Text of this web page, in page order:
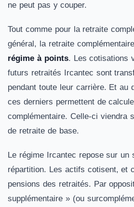
ne peut pas y couper.
Tout comme pour la retraite
général, la retraite
régime à points. Les cotisations
futurs retraités Ircantec sont
pendant toute leur carrière. Et au
ces derniers permettent de
complémentaire. Celle-ci viendra
de retraite de base.
Le régime Ircantec repose sur un
répartition. Les actifs cotisent, et
pensions des retraités. Par
supplémentaire » (ou